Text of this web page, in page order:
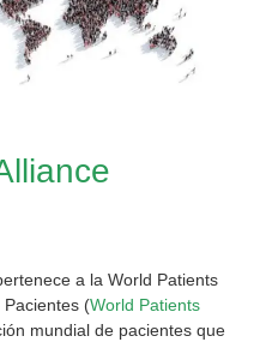
a la World Patients
Pacientes (World Patients
mundial de pacientes que